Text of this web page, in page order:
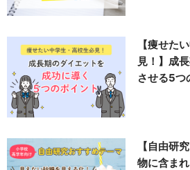
【痩せた
見！】成
させる5つ
【自由研
物に含ま